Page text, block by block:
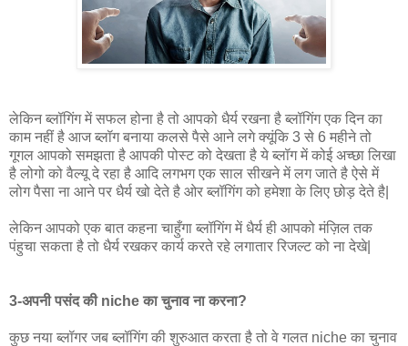
लेकिन ब्लॉगिंग में सफल होना है तो आपको धैर्य रखना है ब्लॉगिंग एक दिन का
काम नहीं है आज ब्लॉग बनाया कलसे पैसे आने लगे क्यूंकि 3 से 6 महीने तो
गूगल आपको समझता है आपकी पोस्ट को देखता है ये ब्लॉग में कोई अच्छा लिखा
है लोगो को वैल्यू दे रहा है आदि लगभग एक साल सीखने में लग जाते है ऐसे में
लोग पैसा ना आने पर धैर्य खो देते है ओर ब्लॉगिंग को हमेशा के लिए छोड़ देते है|
लेकिन आपको एक बात कहना चाहुँगा ब्लॉगिंग में धैर्य ही आपको मंज़िल तक
पंहुचा सकता है तो धैर्य रखकर कार्य करते रहे लगातार रिजल्ट को ना देखे|
3-अपनी पसंद की niche का चुनाव ना करना?
कुछ नया ब्लॉगर जब ब्लॉगिंग की शुरुआत करता है तो वे गलत niche का चुनाव